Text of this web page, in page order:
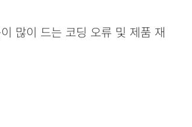
많이 드는 코딩 오류 및 제품 재